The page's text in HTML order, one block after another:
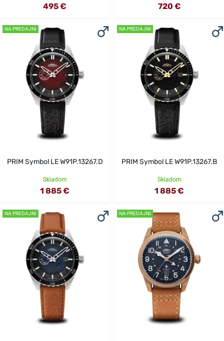
495 € 720 €
NA PREDAJNI
PRIM Symbol LE W91P.13267.D
Skladom
1 885 €
NA PREDAJNI
PRIM Symbol LE W91P.13267.B
Skladom
1 885 €
NA PREDAJNI NA PREDAJNI